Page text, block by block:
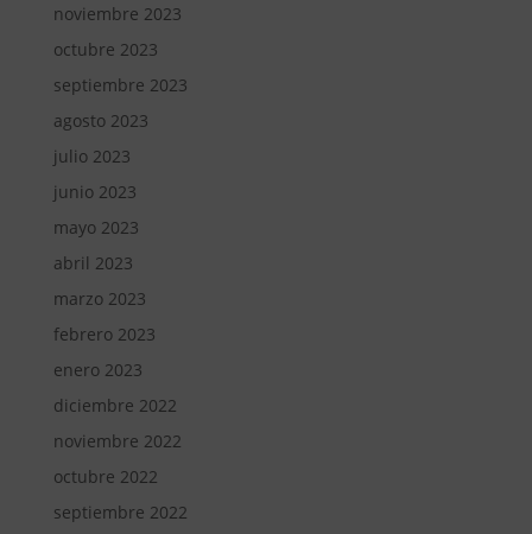
noviembre 2023
octubre 2023
septiembre 2023
agosto 2023
julio 2023
junio 2023
mayo 2023
abril 2023
marzo 2023
febrero 2023
enero 2023
diciembre 2022
noviembre 2022
octubre 2022
septiembre 2022